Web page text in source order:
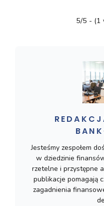
5/5 - (1
Jesteśmy zespołem
w dziedzinie
rzetelne i przystępne
publikacje pomagają
zagadnienia